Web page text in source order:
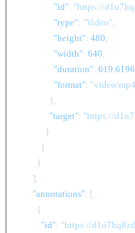
"id": "https://
"type": "Video",
"height": 480
"width": 640
"duration":
"format": "video/
}
"target": "https://
}
]
}
]
"annotations": [
{
"id": "https://